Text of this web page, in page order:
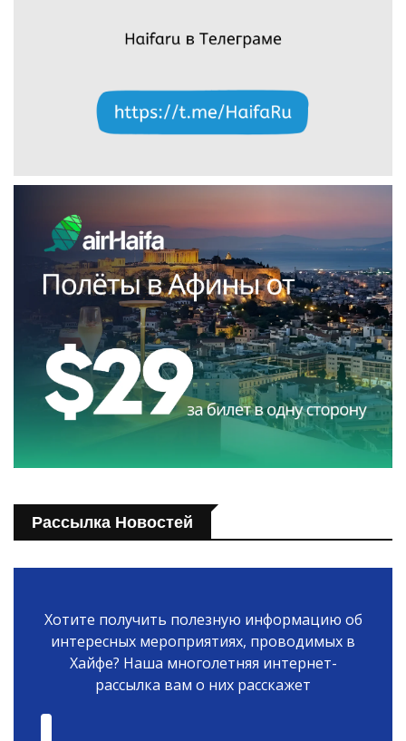
Рассылка Новостей
Хотите получить полезную информацию об
интересных мероприятиях, проводимых в
Хайфе? Наша многолетняя интернет-
рассылка вам о них расскажет